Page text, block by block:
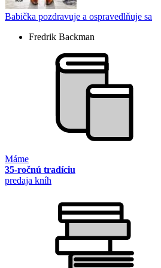
Babička pozdravuje a ospravedlňuje sa
Fredrik Backman
Máme
35-ročnú tradíciu
predaja kníh